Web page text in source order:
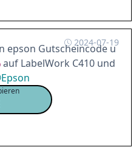
2024-07-19
epson Gutscheincode u
auf LabelWork C410 und
Epson